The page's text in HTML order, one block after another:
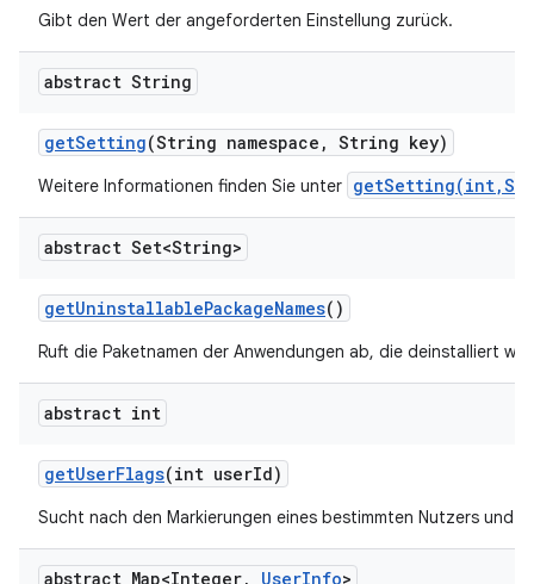
Gibt den Wert der angeforderten Einstellung zurück.
abstract String
getSetting(String namespace , String key)
Weitere Informationen finden Sie unter
abstract Set<String>
getUninstallablePackageNames()
Ruft die Paketnamen der Anwendungen ab, die deinstalliert
abstract int
getUserFlags(int userId)
Sucht nach den Markierungen eines bestimmten Nutzers und
abstract Map<Integer, UserInfo>